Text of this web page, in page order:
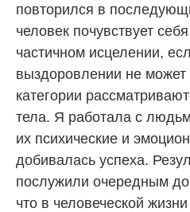
повторился в
человек почувствует
частичном исцелении,
выздоровлении не может
категории
тела. Я работала с
их психические и
добивалась успеха.
послужили очередным
что в человеческой